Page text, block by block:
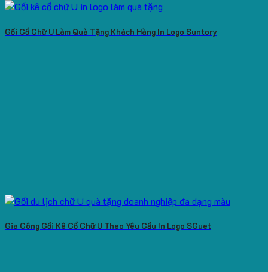
Gối Cổ Chữ U Làm Quà Tặng Khách Hàng In Logo Suntory
Gia Công Gối Kê Cổ Chữ U Theo Yêu Cầu In Logo SGuet